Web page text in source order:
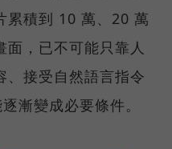
累積到 10 萬、20 萬
面，已不可能只靠人
、接受自然語言指令
漸變成必要條件。